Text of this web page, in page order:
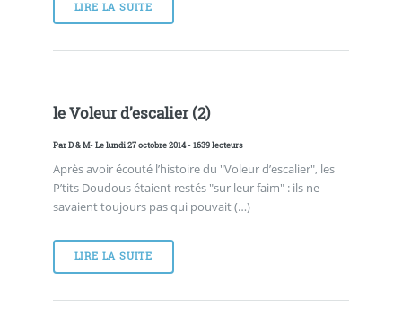
LIRE LA SUITE
le Voleur d’escalier (2)
ParD & M- Le lundi 27 octobre 2014 - 1639 lecteurs
Après avoir écouté l’histoire du "Voleur d’escalier", les
P’tits Doudous étaient restés "sur leur faim" : ils ne
savaient toujours pas qui pouvait (…)
LIRE LA SUITE